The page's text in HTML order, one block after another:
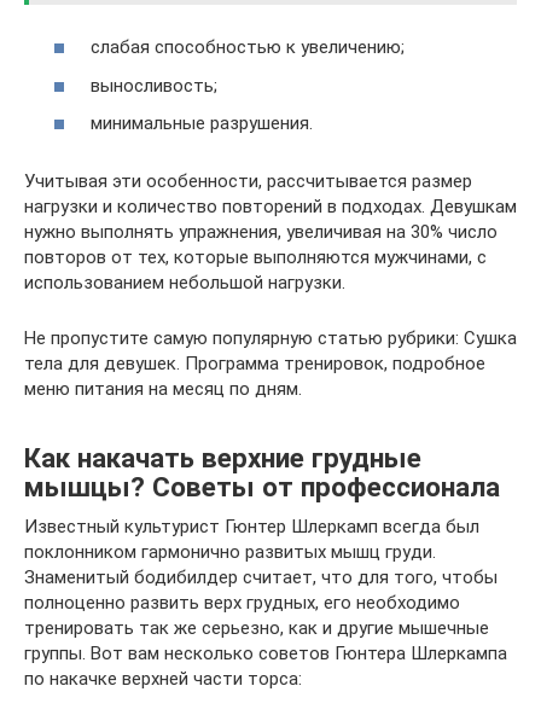
слабая способностью к увеличению;
выносливость;
минимальные разрушения.
Учитывая эти особенности, рассчитывается размер
нагрузки и количество повторений в подходах. Девушкам
нужно выполнять упражнения, увеличивая на 30% число
повторов от тех, которые выполняются мужчинами, с
использованием небольшой нагрузки.
Не пропустите самую популярную статью рубрики: Сушка
тела для девушек. Программа тренировок, подробное
меню питания на месяц по дням.
Как накачать верхние грудные
мышцы? Советы от профессионала
Известный культурист Гюнтер Шлеркамп всегда был
поклонником гармонично развитых мышц груди.
Знаменитый бодибилдер считает, что для того, чтобы
полноценно развить верх грудных, его необходимо
тренировать так же серьезно, как и другие мышечные
группы. Вот вам несколько советов Гюнтера Шлеркампа
по накачке верхней части торса: